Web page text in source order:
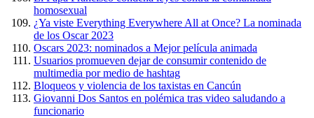
homosexual
¿Ya viste Everything Everywhere All at Once? La nominada
de los Oscar 2023
Oscars 2023: nominados a Mejor película animada
Usuarios promueven dejar de consumir contenido de
multimedia por medio de hashtag
Bloqueos y violencia de los taxistas en Cancún
Giovanni Dos Santos en polémica tras video saludando a
funcionario